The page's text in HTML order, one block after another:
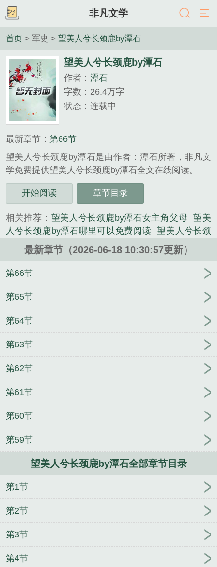
非凡文学
首页 > 军史 > 望美人兮长颈鹿by潭石
望美人兮长颈鹿by潭石
作者： 潭石
字数：26.4万字
状态：连载中
最新章节： 第66节
望美人兮长颈鹿by潭石是由作者：潭石所著，非凡文
学免费提供望美人兮长颈鹿by潭石全文在线阅读。
三秒记住本站：非凡文学 网址：www.wxff.net...
《望美人兮长颈鹿by潭石》是潭石精心创作的军史类
开始阅读 章节目录
相关推荐： 望美人兮长颈鹿by潭石女主角父母
望美
人兮长颈鹿by潭石哪里可以免费阅读
望美人兮长颈
鹿by潭石讲的什么
望美人兮txt 望美人兮长颈鹿最新
望美人兮长颈鹿by潭石免费阅读
望美人兮长颈
鹿by潭石在线
望美人兮长
美人兮长颈鹿by潭石江潺
望美人兮长颈鹿by潭石简
线阅读
候鸟与翠榴石by万籁
by俺大爷笔趣阁无弹窗
林
皓苏沐李静怡小说结局
春天见by小猫飞刀笔趣阁无
弹窗
热岛by张佩奇笔趣
阁无弹窗
春天见by
减版 奇洛李维斯回信by清明谷雨笔趣阁无弹窗
李静
维斯回信by清明谷雨全文加番外
月老的冥婚业务by
夫by封十一笔趣阁无弹窗 候鸟与翠榴石by万籁笔趣
阁无弹窗
最新章节（2026-06-18 10:30:57更新）
第66节
第65节
第64节
第63节
第62节
第61节
第60节
第59节
望美人兮长颈鹿by潭石全部章节目录
第1节
第2节
第3节
第4节